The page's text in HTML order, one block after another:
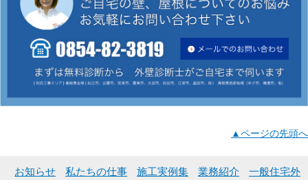
▲ページの先頭へ
お知らせ 私たちの仕事 施工実例集 業務紹介
一般住宅外